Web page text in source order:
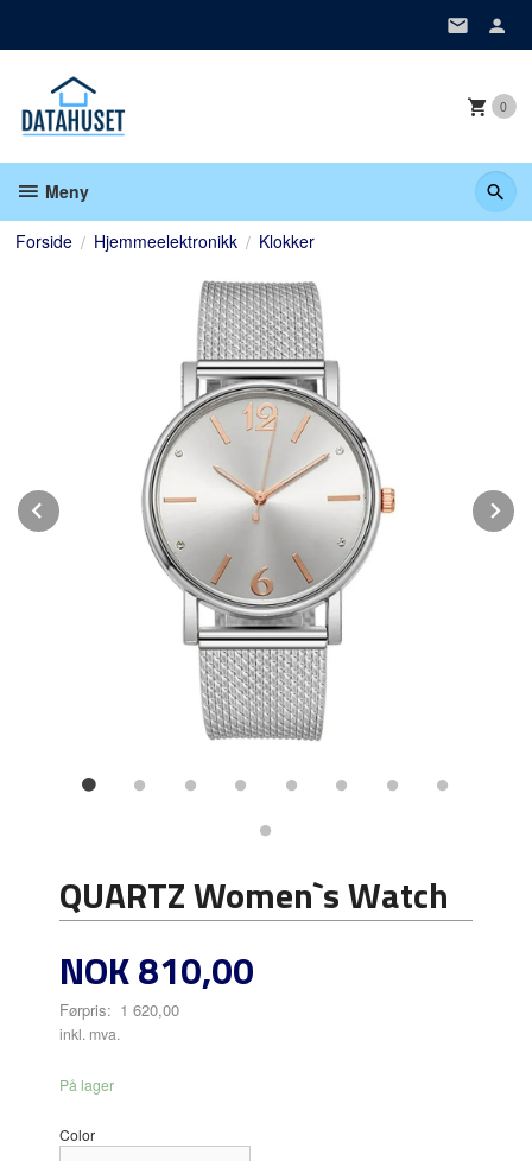
0
Meny
Forside Hjemmeelektronikk Klokker
Prev
QUARTZ Women`s Watch
Tilbud
NOK810,00
Førpris: 1 620,00
Rabatt
inkl. mva.
På lager
Color